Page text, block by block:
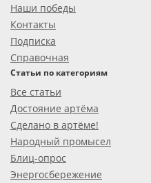
Наши победы
Контакты
Подписка
Справочная
Статьи по категориям
Все статьи
Достояние артёма
Сделано в артёме!
Народный промысел
Блиц-опрос
Энергосбережение